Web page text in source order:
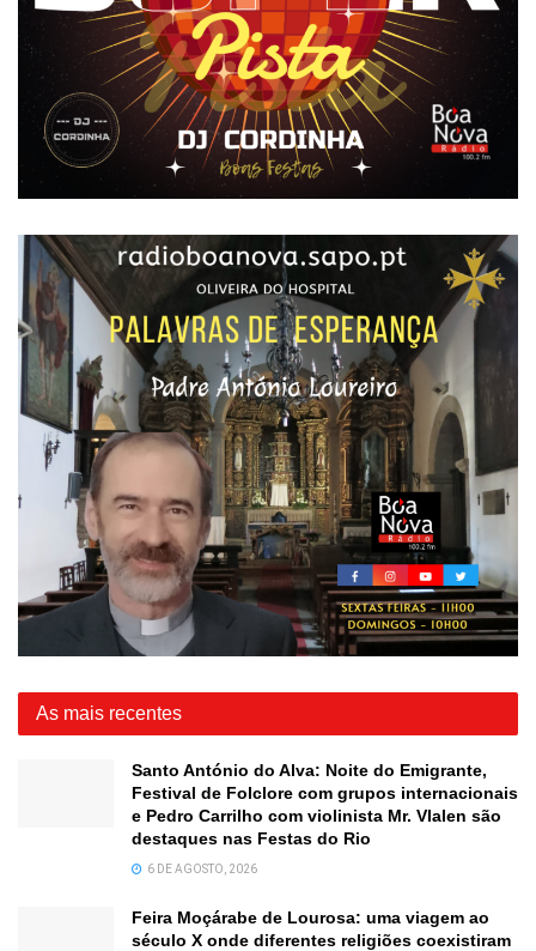
As mais recentes
Santo António do Alva: Noite do Emigrante,
Festival de Folclore com grupos internacionais
e Pedro Carrilho com violinista Mr. Vlalen são
destaques nas Festas do Rio
6 DE AGOSTO, 2026
Feira Moçárabe de Lourosa: uma viagem ao
século X onde diferentes religiões coexistiram